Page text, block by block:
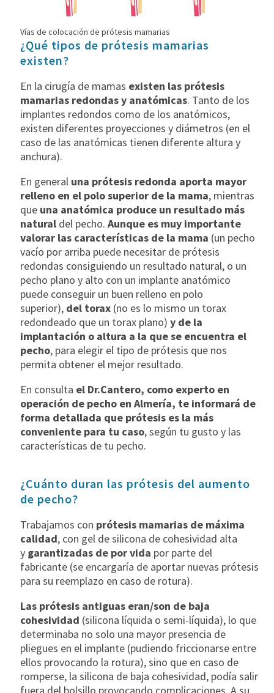
Vías de colocación de prótesis mamarias
¿Qué tipos de prótesis mamarias
existen?
En la cirugía de mamas existen las prótesis
mamarias redondas y anatómicas. Tanto de los
implantes redondos como de los anatómicos,
existen diferentes proyecciones y diámetros (en el
caso de las anatómicas tienen diferente altura y
anchura).
En general una prótesis redonda aporta mayor
relleno en el polo superior de la mama, mientras
que una anatómica produce un resultado más
natural del pecho. Aunque es muy importante
valorar las características de la mama (un pecho
vacío por arriba puede necesitar de prótesis
redondas consiguiendo un resultado natural, o un
pecho plano y alto con un implante anatómico
puede conseguir un buen relleno en polo
superior), del torax (no es lo mismo un torax
redondeado que un torax plano) y de la
implantación o altura a la que se encuentra el
pecho, para elegir el tipo de prótesis que nos
permita obtener el mejor resultado.
En consulta el Dr.Cantero, como experto en
operación de pecho en Almería, te informará de
forma detallada que prótesis es la más
conveniente para tu caso, según tu gusto y las
características de tu pecho.
¿Cuánto duran las prótesis del aumento
de pecho?
Trabajamos con prótesis mamarias de máxima
calidad, con gel de silicona de cohesividad alta
y garantizadas de por vida por parte del
fabricante (se encargaría de aportar nuevas prótesis
para su reemplazo en caso de rotura).
Las prótesis antiguas eran/son de baja
cohesividad (silicona líquida o semi-líquida), lo que
determinaba no solo una mayor presencia de
pliegues en el implante (pudiendo friccionarse entre
ellos provocando la rotura), sino que en caso de
romperse, la silicona de baja cohesividad, podía salir